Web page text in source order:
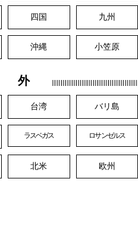
四国 九州
沖縄 小笠原
外
台湾 バリ島
ラスベガス ロサンゼルス
北米 欧州